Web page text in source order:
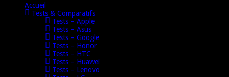
Accueil
Tests & Comparatifs
Tests – Apple
Tests – Asus
Tests – Google
Tests – Honor
Tests – HTC
Tests – Huawei
Tests – Lenovo